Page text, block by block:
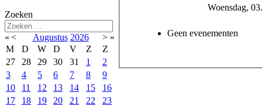
Zoeken
« < Augustus 2026 > »
M
D W D V Z
Z
27
28 29 30 31 1
2
3
4 5 6 7 8
9
10
11 12 13 14 15
16
17
18 19 20 21 22
23
Woensdag,
Geen evenementen